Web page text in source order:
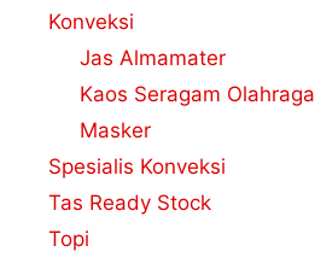
Konveksi
Jas Almamater
Kaos Seragam Olahraga
Masker
Spesialis Konveksi
Tas Ready Stock
Topi